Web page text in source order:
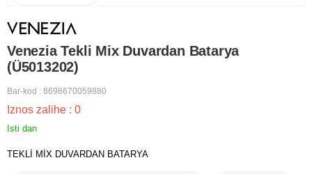
Venezia Tekli Mix Duvardan Batarya
(Ü5013202)
Bar-kod : 8698670059880
Iznos zalihe : 0
Isti dan
TEKLİ MİX DUVARDAN BATARYA